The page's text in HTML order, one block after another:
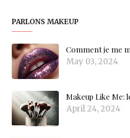
PARLONS MAKEUP
Comment je me
May 03, 2024
Makeup Like Me:
April 24, 2024